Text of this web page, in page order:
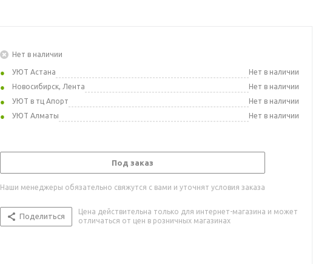
Нет в наличии
УЮТ Астана
Нет в наличии
Новосибирск, Лента
Нет в наличии
УЮТ в тц Апорт
Нет в наличии
УЮТ Алматы
Нет в наличии
Под заказ
Наши менеджеры обязательно свяжутся с вами и уточнят условия заказа
Поделиться
Цена действительна только для интернет-магазина и может
отличаться от цен в розничных магазинах